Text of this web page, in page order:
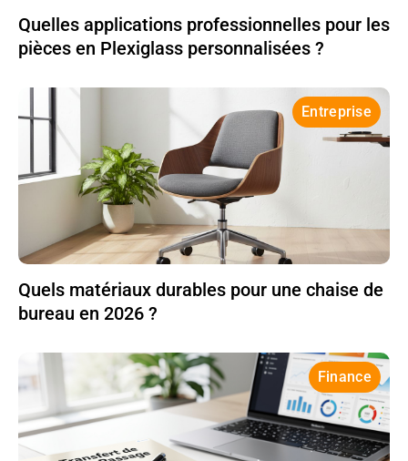
Quelles applications professionnelles pour les
pièces en Plexiglass personnalisées ?
Entreprise
Quels matériaux durables pour une chaise de
bureau en 2026 ?
Finance